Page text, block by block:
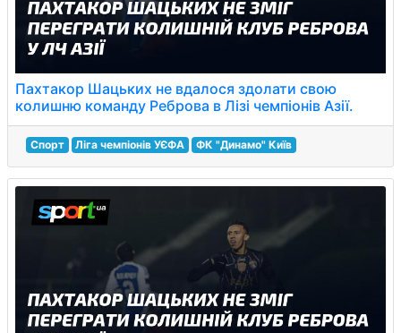
Пахтакор Шацьких не вдалося здолати свою
колишню команду Реброва в Лізі чемпіонів Азії.
Спорт Ліга чемпіонів УЄФА ФК "Динамо" Київ